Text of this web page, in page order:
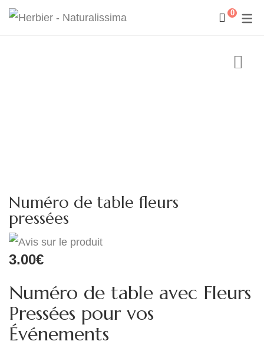
0
Numéro de table fleurs
pressées
3.00€
Numéro de table avec Fleurs
Pressées pour vos
Événements